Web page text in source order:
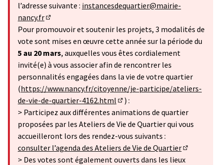
l’adresse suivante : instancesdequartier@mairie-
nancy.fr
(S'ouvre dans un nouvel onglet)
Pour promouvoir et soutenir les projets, 3 modalités de
vote sont mises en œuvre cette année sur la période du
5 au 20 mars, auxquelles vous êtes cordialement
invité(e) à vous associer afin de rencontrer les
personnalités engagées dans la vie de votre quartier
(https://www.nancy.fr/citoyenne/je-participe/ateliers-
de-vie-de-quartier-4162.html
(Lien externe)
) :
> Participez aux différentes animations de quartier
proposées par les Ateliers de Vie de Quartier qui vous
accueilleront lors des rendez-vous suivants :
consulter l’agenda des Ateliers de Vie de Quartier
(Lien
> Des votes sont également ouverts dans les lieux